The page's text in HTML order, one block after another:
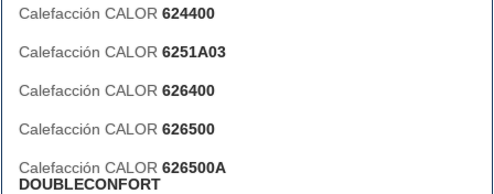
Calefacción CALOR 624400
Calefacción CALOR 6251A03
Calefacción CALOR 626400
Calefacción CALOR 626500
Calefacción CALOR 626500A
DOUBLECONFORT